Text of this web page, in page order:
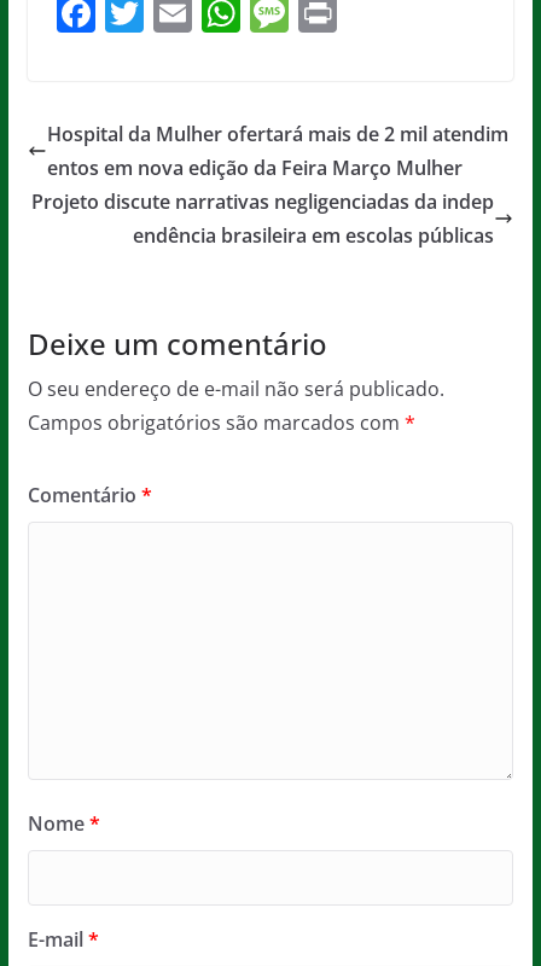
F
e
b
o
T
er
E
l
W
s
A
p
p
M
a
g
e
Hospital da Mulher ofertará mais de 2 mil atendim
entos em nova edição da Feira Março Mulher
Projeto discute narrativas negligenciadas da indep
endência brasileira em escolas públicas
Deixe um comentário
O seu endereço de e-mail não será publicado.
Campos obrigatórios são marcados com *
Comentário *
Nome*
E-mail*